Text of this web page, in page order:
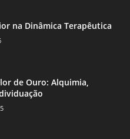
na Dinâmica Terapêutica
de Ouro: Alquimia,